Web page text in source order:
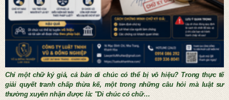
THỦ TỤC KẾT HÔN NƯỚC NGOÀI
Chỉ một chữ ký giả, cả bản di chúc có thể bị vô hiệu? Trong thực tế
giải quyết tranh chấp thừa kế, một trong những câu hỏi mà luật sư
thường xuyên nhận được là: "Di chúc có chữ…